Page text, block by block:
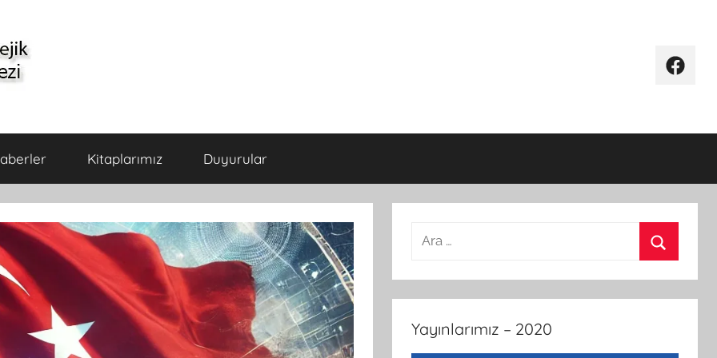
Kitaplarımız Duyurular
Arama:
Yayınlarımız – 2020